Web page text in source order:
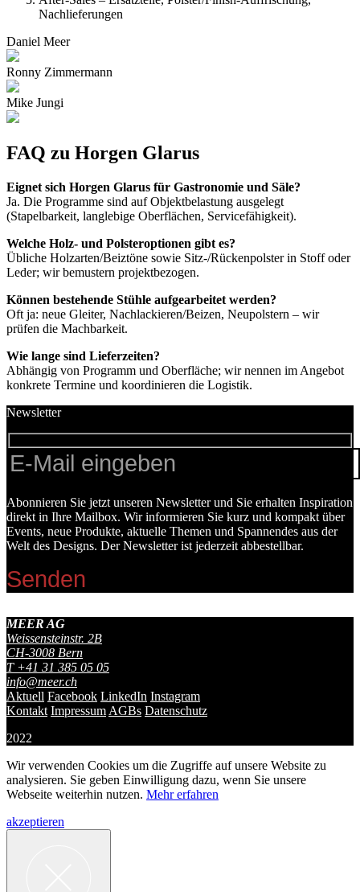
Nachlieferungen
Daniel Meer
Ronny Zimmermann
Mike Jungi
FAQ zu Horgen Glarus
Eignet sich Horgen Glarus für Gastronomie und Säle?
Ja. Die Programme sind auf Objektbelastung ausgelegt
(Stapelbarkeit, langlebige Oberflächen, Servicefähigkeit).
Welche Holz- und Polsteroptionen gibt es?
Übliche Holzarten/Beiztöne sowie Sitz-/Rückenpolster in Stoff oder
Leder; wir bemustern projektbezogen.
Können bestehende Stühle aufgearbeitet werden?
Oft ja: neue Gleiter, Nachlackieren/Beizen, Neupolstern – wir
prüfen die Machbarkeit.
Wie lange sind Lieferzeiten?
Abhängig von Programm und Oberfläche; wir nennen im Angebot
konkrete Termine und koordinieren die Logistik.
Newsletter
Abonnieren Sie jetzt unseren Newsletter und Sie erhalten Inspiration
direkt in Ihre Mailbox. Wir informieren Sie kurz und kompakt über
Events, neue Produkte, aktuelle Themen und Spannendes aus der
Welt des Designs. Der Newsletter ist jederzeit abbestellbar.
MEER AG
Weissensteinstr. 2B
CH-3008 Bern
T +41 31 385 05 05
info@meer.ch
Aktuell Facebook LinkedIn Instagram
Kontakt Impressum AGBs Datenschutz
2022
Wir verwenden Cookies um die Zugriffe auf unsere Website zu
analysieren. Sie geben Einwilligung dazu, wenn Sie unsere
Webseite weiterhin nutzen. Mehr erfahren
akzeptieren